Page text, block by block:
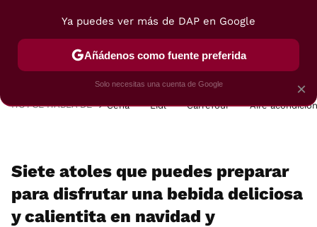
POSTRES VIAJES SELECCIÓN VEGUI
HOY SE HABLA DE Cena Lidl Carrefour Aire
Siete atoles que puedes preparar
para disfrutar una bebida deliciosa
y calientita en navidad y
×
Ya puedes ver más de DAP en Google
Añádenos como fuente preferida
Solo necesitas una cuenta de Google